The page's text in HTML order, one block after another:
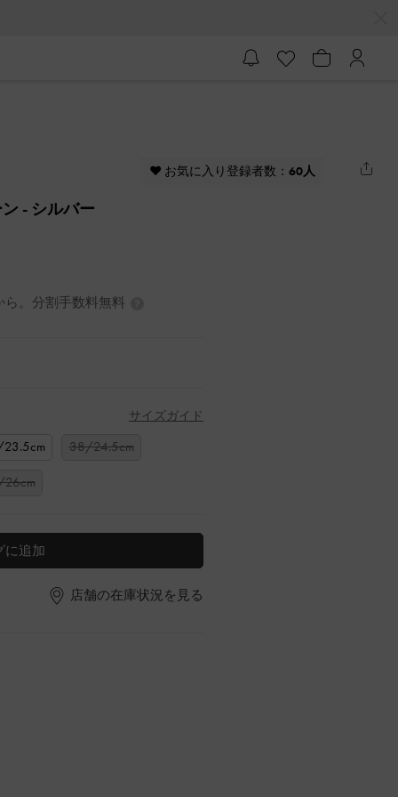
♥ お気に入り登録者数： 60人
- シルバー
。分割手数料無料
サイズガイド
38/24.5cm
に追加
店舗の在庫状況を見る